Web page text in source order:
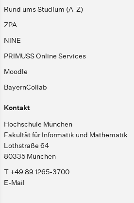
Rund ums Studium (A-Z)
ZPA
NINE
PRIMUSS Online Services
Moodle
BayernCollab
Kontakt
Hochschule München
Fakultät für Informatik und Mathematik
Lothstraße 64
80335 München
T +49 89 1265-3700
E-Mail